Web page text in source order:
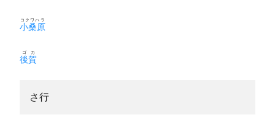
小桑原
コクワハラ
後賀
ゴカ
さ行